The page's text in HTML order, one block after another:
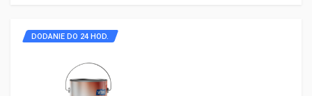
DODANIE DO 24 HOD.